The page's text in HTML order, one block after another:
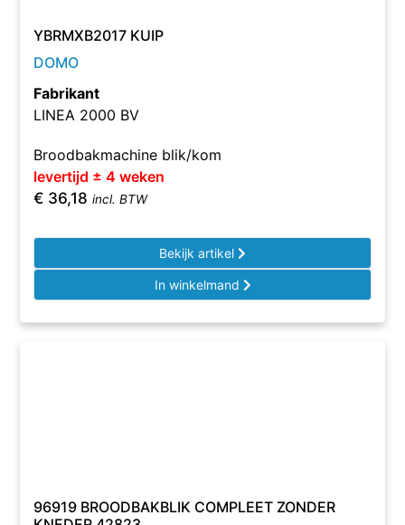
YBRMXB2017 KUIP
DOMO
Fabrikant
LINEA 2000 BV
Broodbakmachine blik/kom
levertijd ± 4 weken
€ 36,18 incl. BTW
Bekijk artikel
In winkelmand
96919 BROODBAKBLIK COMPLEET ZONDER